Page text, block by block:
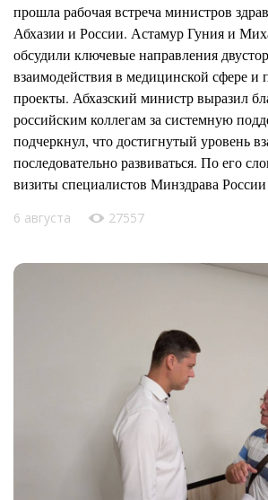
прошла рабочая встреча министров
Абхазии и России. Астамур Гуния и
обсудили ключевые направления
взаимодействия в медицинской сфере и
проекты. Абхазский министр выразил
российским коллегам за системную
подчеркнул, что достигнутый уровень
последовательно развиваться. По его
визиты специалистов Минздрава
6 августа 27557